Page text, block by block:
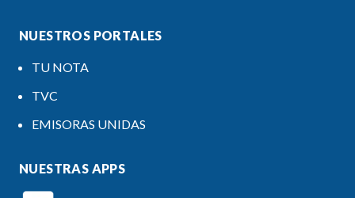
NUESTROS PORTALES
TU NOTA
TVC
EMISORAS UNIDAS
NUESTRAS APPS